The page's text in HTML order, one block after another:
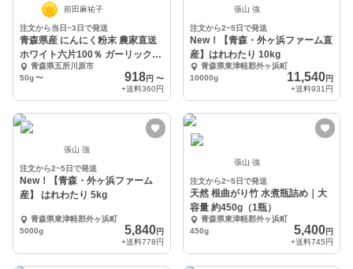
前田麻祐子
注文から当日~3日で発送
青森県産 にんにく粉末 農家直送
ホワイト六片100％ ガーリックパ
ウダー
青森県五所川原市
50g〜 918円 〜
+送料360円
張山 強
注文から2~5日で発送
New！【青森・外ヶ浜ファーム直
産】はれわたり 10kg
青森県東津軽郡外ヶ浜町
10000g
11,540円
+送料931円
張山 強
注文から2~5日で発送
New！【青森・外ヶ浜ファーム
産】 はれわたり 5kg
青森県東津軽郡外ヶ浜町
5000g
5,840円
+送料778円
張山 強
注文から2~5日で発送
天然 根曲がり竹 水煮瓶詰め｜大
容量 約450g（1瓶）
青森県東津軽郡外ヶ浜町
450g
5,400円
+送料745円